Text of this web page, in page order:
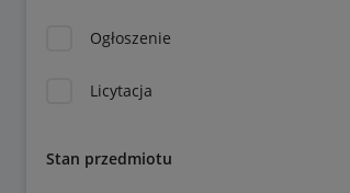
Ogłoszenie
Licytacja
Stan przedmiotu